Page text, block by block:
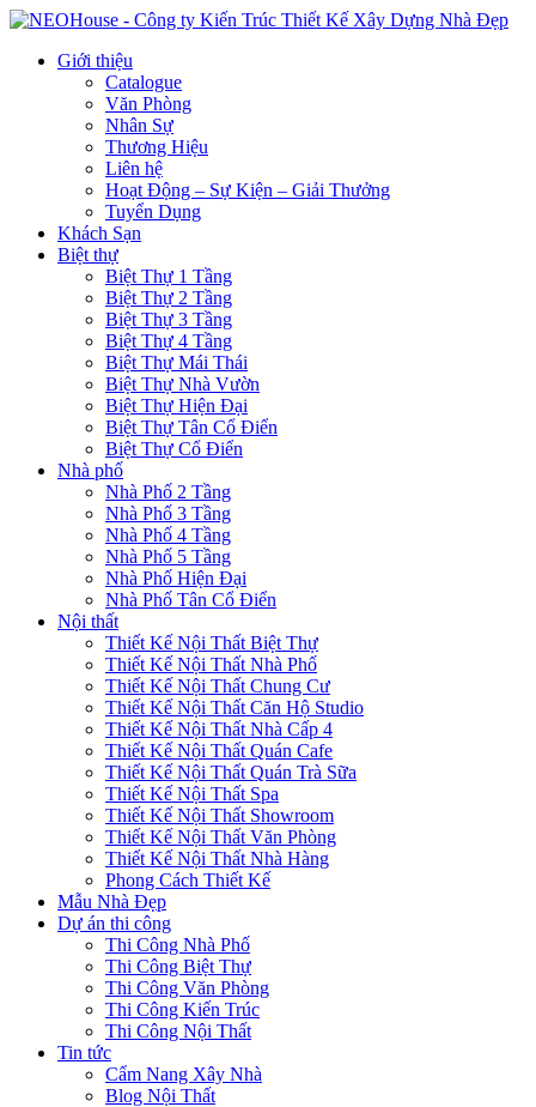
Giới thiệu
Catalogue
Văn Phòng
Nhân Sự
Thương Hiệu
Liên hệ
Hoạt Động – Sự Kiện – Giải Thưởng
Tuyển Dụng
Khách Sạn
Biệt thự
Biệt Thự 1 Tầng
Biệt Thự 2 Tầng
Biệt Thự 3 Tầng
Biệt Thự 4 Tầng
Biệt Thự Mái Thái
Biệt Thự Nhà Vườn
Biệt Thự Hiện Đại
Biệt Thự Tân Cổ Điển
Biệt Thự Cổ Điển
Nhà phố
Nhà Phố 2 Tầng
Nhà Phố 3 Tầng
Nhà Phố 4 Tầng
Nhà Phố 5 Tầng
Nhà Phố Hiện Đại
Nhà Phố Tân Cổ Điển
Nội thất
Thiết Kế Nội Thất Biệt Thự
Thiết Kế Nội Thất Nhà Phố
Thiết Kế Nội Thất Chung Cư
Thiết Kế Nội Thất Căn Hộ Studio
Thiết Kế Nội Thất Nhà Cấp 4
Thiết Kế Nội Thất Quán Cafe
Thiết Kế Nội Thất Quán Trà Sữa
Thiết Kế Nội Thất Spa
Thiết Kế Nội Thất Showroom
Thiết Kế Nội Thất Văn Phòng
Thiết Kế Nội Thất Nhà Hàng
Phong Cách Thiết Kế
Mẫu Nhà Đẹp
Dự án thi công
Thi Công Nhà Phố
Thi Công Biệt Thự
Thi Công Văn Phòng
Thi Công Kiến Trúc
Thi Công Nội Thất
Tin tức
Cẩm Nang Xây Nhà
Blog Nội Thất